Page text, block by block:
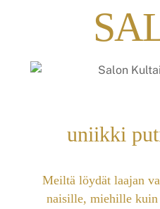
uniikki
Meiltä löydät laajan
naisille, miehille